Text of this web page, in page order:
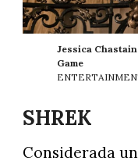
Jessica
Game
SHREK
Considerada